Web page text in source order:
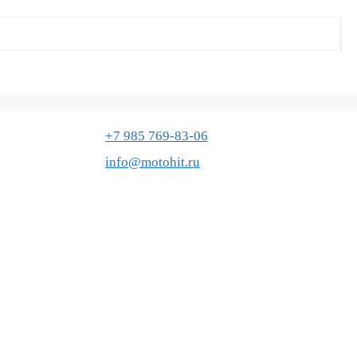
+7 985 769-83-06
info@motohit.ru